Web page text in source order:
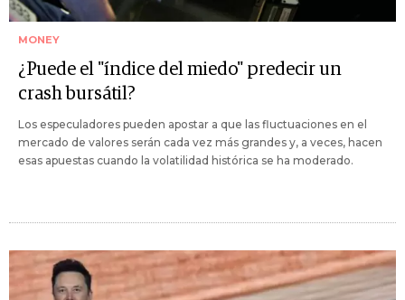
MONEY
¿Puede el "índice del miedo" predecir un
crash bursátil?
Los especuladores pueden apostar a que las fluctuaciones en el
mercado de valores serán cada vez más grandes y, a veces, hacen
esas apuestas cuando la volatilidad histórica se ha moderado.